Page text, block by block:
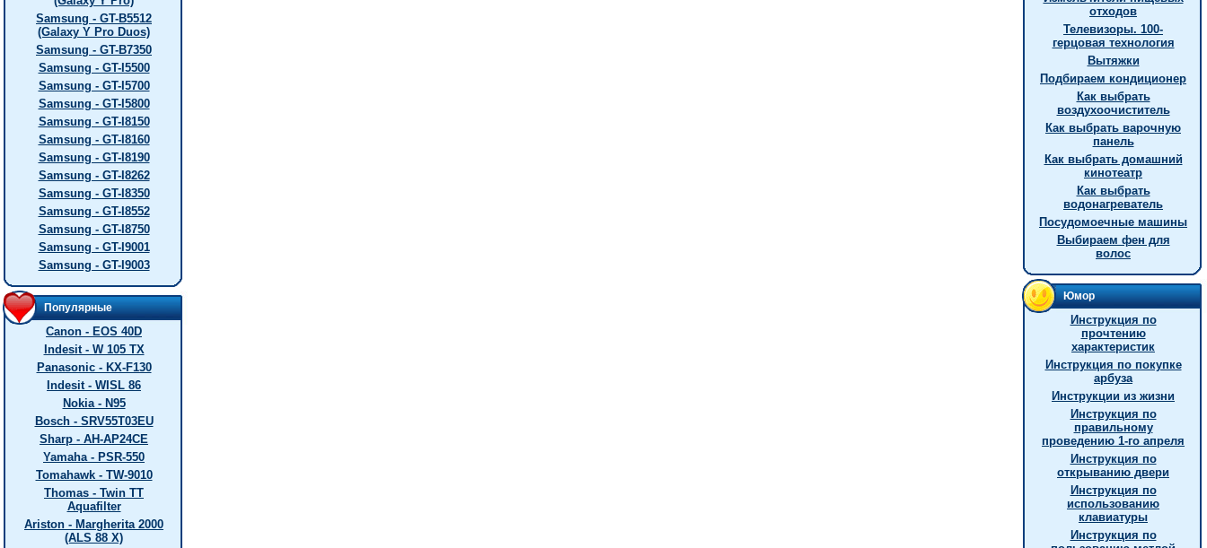
Samsung - GT-B5512
(Galaxy Y Pro Duos)
Samsung - GT-B7350
Samsung - GT-I5500
Samsung - GT-I5700
Samsung - GT-I5800
Samsung - GT-I8150
Samsung - GT-I8160
Samsung - GT-I8190
Samsung - GT-I8262
Samsung - GT-I8350
Samsung - GT-I8552
Samsung - GT-I8750
Samsung - GT-I9001
Samsung - GT-I9003
Популярные
Canon - EOS 40D
Indesit - W 105 TX
Panasonic - KX-F130
Indesit - WISL 86
Nokia - N95
Bosch - SRV55T03EU
Sharp - AH-AP24CE
Yamaha - PSR-550
Tomahawk - TW-9010
Thomas - Twin TT
Aquafilter
Ariston - Margherita 2000
(ALS 88 X)
отходов
Телевизоры. 100-
герцовая технология
Вытяжки
Подбираем кондиционер
Как выбрать
воздухоочиститель
Как выбрать варочную
панель
Как выбрать домашний
кинотеатр
Как выбрать
водонагреватель
Посудомоечные машины
Выбираем фен для
волос
Юмор
Инструкция по
прочтению
характеристик
Инструкция по покупке
арбуза
Инструкции из жизни
Инструкция по
правильному
проведению 1-го апреля
Инструкция по
открыванию двери
Инструкция по
использованию
клавиатуры
Инструкция по